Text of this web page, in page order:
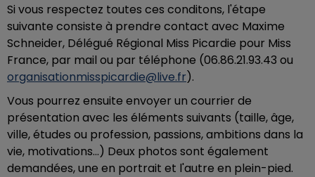
Si vous respectez toutes ces conditons, l'étape
suivante consiste à prendre contact avec Maxime
Schneider, Délégué Régional Miss Picardie pour Miss
France, par mail ou par téléphone (06.86.21.93.43 ou
organisationmisspicardie@live.fr).
Vous pourrez ensuite envoyer un courrier de
présentation avec les éléments suivants (taille, âge,
ville, études ou profession, passions, ambitions dans la
vie, motivations...) Deux photos sont également
demandées, une en portrait et l'autre en plein-pied.